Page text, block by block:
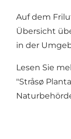
Auf dem
Übersicht
in der
Lesen Sie
"Stråsø